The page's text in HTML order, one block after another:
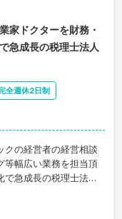
家ドクターを財務・
急成長の税理士法人
全週休2日制
クの経営者の経営相談
等幅広い業務を担当頂
で急成長の税理士法人